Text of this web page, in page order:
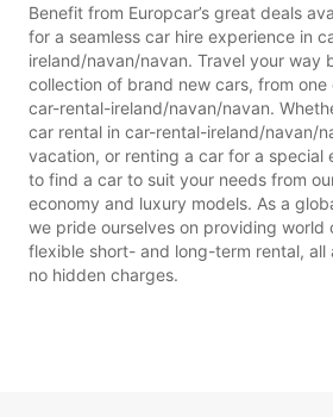
Benefit from Europcar’s great deals
for a seamless car hire experience in
ireland/navan/navan. Travel your way
collection of brand new cars, from
car-rental-ireland/navan/navan.
car rental in car-rental-ireland/navan/
vacation, or renting a car for a special
to find a car to suit your needs from
economy and luxury models. As a
we pride ourselves on providing world
flexible short- and long-term rental,
no hidden charges.